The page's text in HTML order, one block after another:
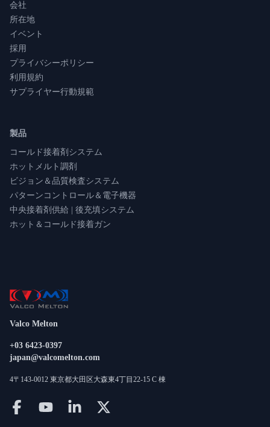
会社
所在地
イベント
採用
プライバシーポリシー
利用規約
サプライヤー行動規範
製品
コールド接着剤システム
ホットメルト調剤
ビジョン＆品質検査システム
パターンコントロール＆電子機器
中央接着剤供給 | 後充填システム
ホット＆コールド接着ガン
Valco Melton
+03 6423-0397
japan@valcomelton.com
4〒143-0012 東京都大田区大森東4丁目22-15 C 棟
Follow us on facebook
Follow us on youtube
Follow us on linkedin
Follow us on twitter/X